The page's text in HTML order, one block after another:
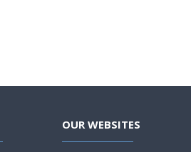
OUR WEBSITES